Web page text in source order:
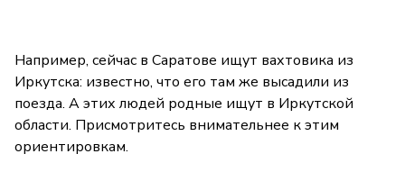
Например, сейчас в Саратове ищут вахтовика из
Иркутска: известно, что его там же высадили из
поезда. А этих людей родные ищут в Иркутской
области. Присмотритесь внимательнее к этим
ориентировкам.